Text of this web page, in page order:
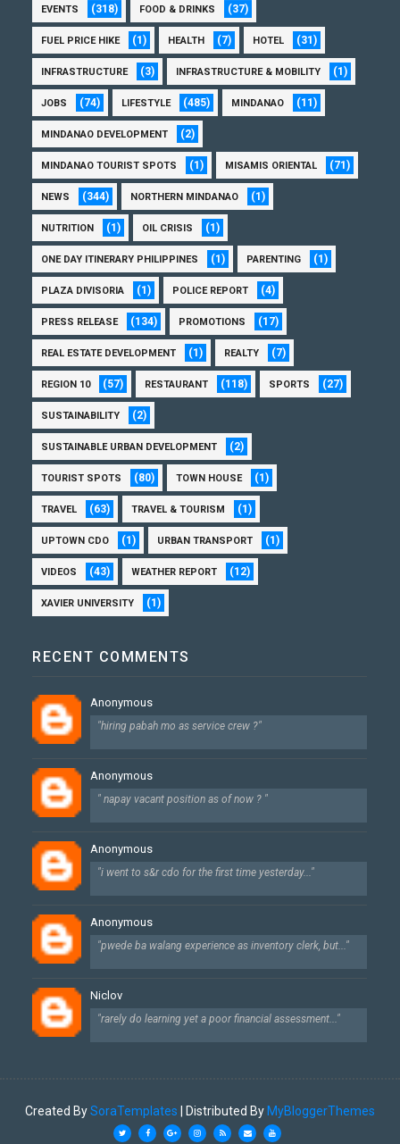
EVENTS (318) FOOD & DRINKS (37)
FUEL PRICE HIKE (1) HEALTH (7) HOTEL (31)
INFRASTRUCTURE (3) INFRASTRUCTURE & MOBILITY (1)
JOBS (74) LIFESTYLE (485) MINDANAO (11)
MINDANAO DEVELOPMENT (2)
MINDANAO TOURIST SPOTS (1) MISAMIS ORIENTAL (71)
NEWS (344) NORTHERN MINDANAO (1)
NUTRITION (1) OIL CRISIS (1)
ONE DAY ITINERARY PHILIPPINES (1) PARENTING (1)
PLAZA DIVISORIA (1) POLICE REPORT (4)
PRESS RELEASE (134) PROMOTIONS (17)
REAL ESTATE DEVELOPMENT (1) REALTY (7)
REGION 10 (57) RESTAURANT (118) SPORTS (27)
SUSTAINABILITY (2)
SUSTAINABLE URBAN DEVELOPMENT (2)
TOURIST SPOTS (80) TOWN HOUSE (1)
TRAVEL (63) TRAVEL & TOURISM (1)
UPTOWN CDO (1) URBAN TRANSPORT (1)
VIDEOS (43) WEATHER REPORT (12)
XAVIER UNIVERSITY (1)
RECENT COMMENTS
Anonymous
"hiring pabah mo as service crew ?"
Anonymous
" napay vacant position as of now ? "
Anonymous
"i went to s&r cdo for the first time yesterday..."
Anonymous
"pwede ba walang experience as inventory clerk, but..."
Niclov
"rarely do learning yet a poor financial assessment..."
Created BySoraTemplates | Distributed By MyBloggerThemes